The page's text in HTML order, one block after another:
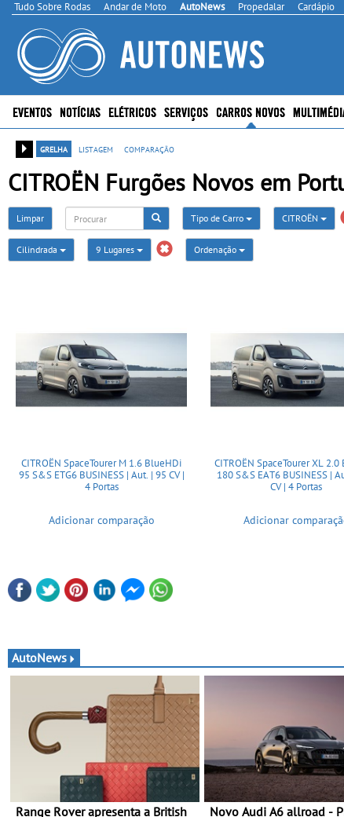
Tudo Sobre Rodas Andar de Moto AutoNews Propedalar Cardápio
EVENTOS NOTÍCIAS ELÉTRICOS SERVIÇOS CARROS NOVOS
grelha listagem comparação
CITROËN Furgões Novos em
Limpar Tipo de Carro CITROËN
Cilindrada 9 Lugares Ordenação
CITROËN SpaceTourer M 1.6 BlueHDi
95 S&S ETG6 BUSINESS | Aut. | 95 CV |
4 Portas
Adicionar comparação
CITROËN SpaceTourer XL
180 S&S EAT6 BUSINESS |
CV | 4 Portas
Adicionar
AutoNews
Range Rover apresenta a British
Novo Audi A6 allroad -